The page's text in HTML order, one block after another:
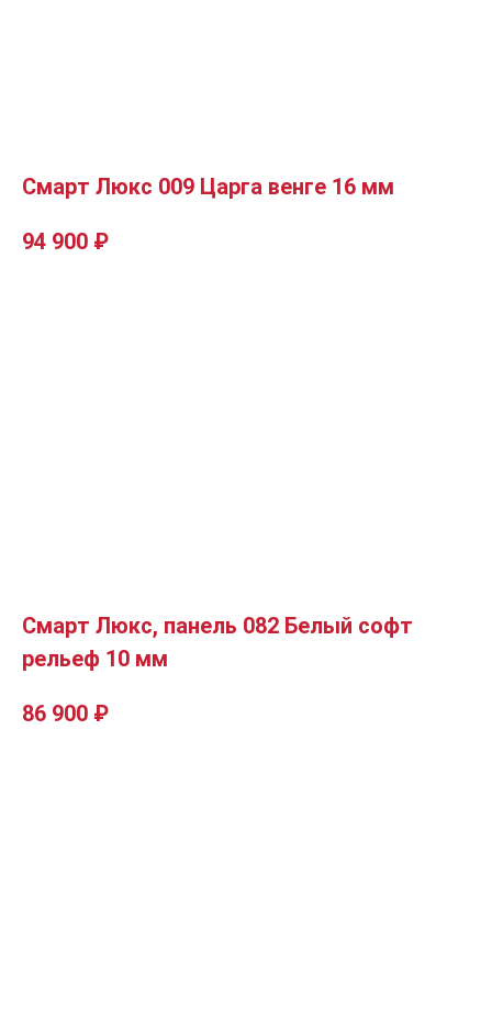
Смарт Люкс 009 Царга венге 16 мм
94 900 ₽
Смарт Люкс, панель 082 Белый софт
рельеф 10 мм
86 900 ₽